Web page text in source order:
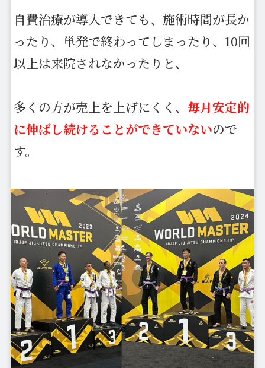
自費治療が導入できても、施術時間が長か
ったり、単発で終わってしまったり、10回
以上は来院されなかったりと、
多くの方が売上を上げにくく、 毎月安定的
に伸ばし続けることができていないので
す。